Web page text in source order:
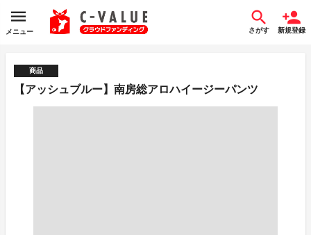
メニュー さがす 新規登録
商品
【アッシュブルー】南房総アロハイージーパンツ